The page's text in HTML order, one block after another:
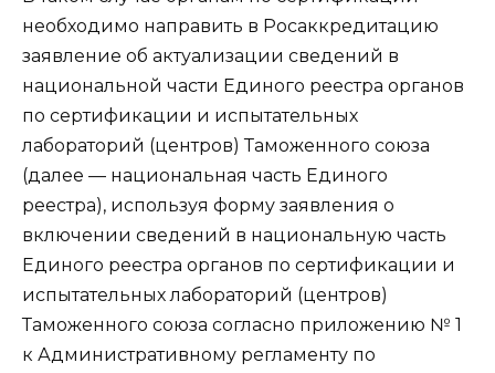
необходимо направить в Росаккредитацию
заявление об актуализации сведений в
национальной части Единого реестра органов
по сертификации и испытательных
лабораторий (центров) Таможенного союза
(далее — национальная часть Единого
реестра), используя форму заявления о
включении сведений в национальную часть
Единого реестра органов по сертификации и
испытательных лабораторий (центров)
Таможенного союза согласно приложению № 1
к Административному регламенту по